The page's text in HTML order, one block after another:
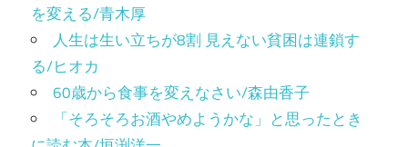
を変える/青木厚
人生は生い立ちが8割 見えない貧困は連鎖す
る/ヒオカ
60歳から食事を変えなさい/森由香子
「そろそろお酒やめようかな」と思ったとき